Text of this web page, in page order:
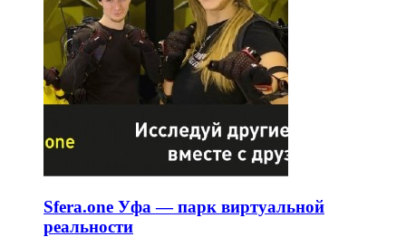
Sfera.one Уфа — парк виртуальной
реальности